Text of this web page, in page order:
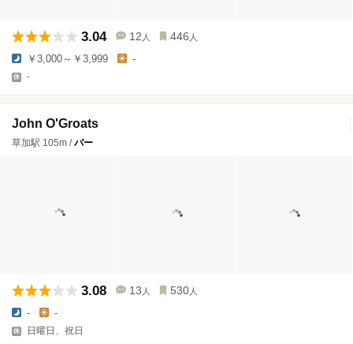
3.04 12 人 446 人
￥3,000～￥3,999 -
-
John O'Groats
草加駅 105m /バー
3.08 13 人 530 人
- -
日曜日、祝日